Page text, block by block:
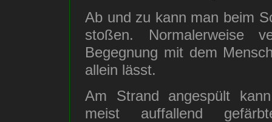
Ab und zu kann man beim
stoßen. Normalerweise
Begegnung mit dem
allein lässt.
Am Strand angespült
meist auffallend